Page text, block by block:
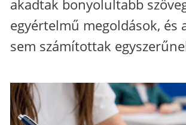
akadtak bonyolultabb
egyértelmű megoldások, és
sem számítottak